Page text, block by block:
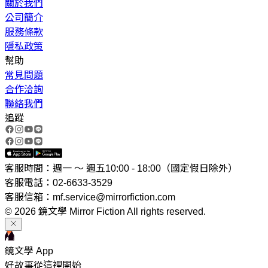
關於我們
公司簡介
服務條款
隱私政策
幫助
常見問題
合作洽詢
聯絡我們
追蹤
客服時間：週一 ～ 週五10:00 - 18:00（國定假日除外）
客服電話：02-6633-3529
客服信箱：mf.service@mirrorfiction.com
© 2026 鏡文學 Mirror Fiction All rights reserved.
鏡文學 App
好故事從這裡開始